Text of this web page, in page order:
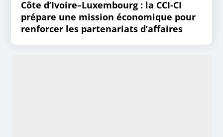
Côte d’Ivoire–Luxembourg : la CCI-CI
prépare une mission économique pour
renforcer les partenariats d’affaires